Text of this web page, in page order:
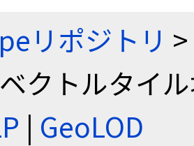
リポジトリ >
クトルタイ
| GeoLOD